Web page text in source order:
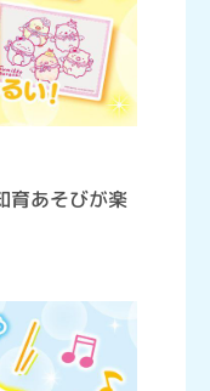
育あそびが楽